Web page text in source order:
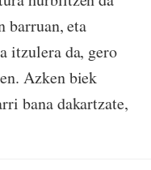
barruan, eta
itzulera da, gero
Azken biek
bana dakartzate,